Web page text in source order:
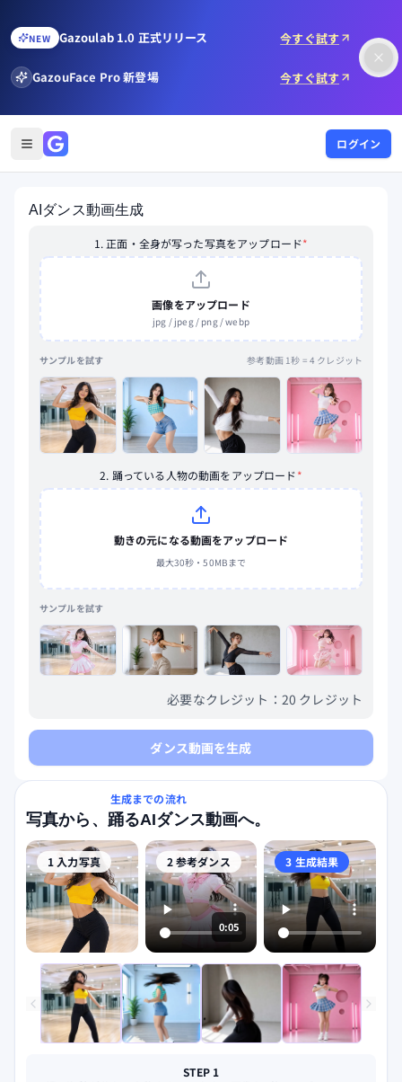
NEW Gazoulab 1.0 正式リリース 今すぐ試す
GazouFace Pro 新登場 今すぐ試す
ログイン
AIダンス動画生成
1. 正面・全身が写った写真をアップロード*
画像をアップロード
jpg / jpeg / png / webp
サンプルを試す 参考動画 1秒 = 4 クレジット
2. 踊っている人物の動画をアップロード*
動きの元になる動画をアップロード
最大30秒・50MBまで
サンプルを試す
必要なクレジット： 20 クレジット
ダンス動画を生成
生成までの流れ
写真から、踊るAIダンス動画へ。
1 入力写真 2 参考ダンス
0:05
3 生成結果
STEP 1